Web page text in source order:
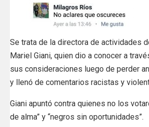
Se trata de la directora de actividades
Mariel Giani, quien dio a conocer a
sus consideraciones luego de perder
y llenó de comentarios racistas y
Giani apuntó contra quienes no los
de alma” y “negros sin oportunidades”.